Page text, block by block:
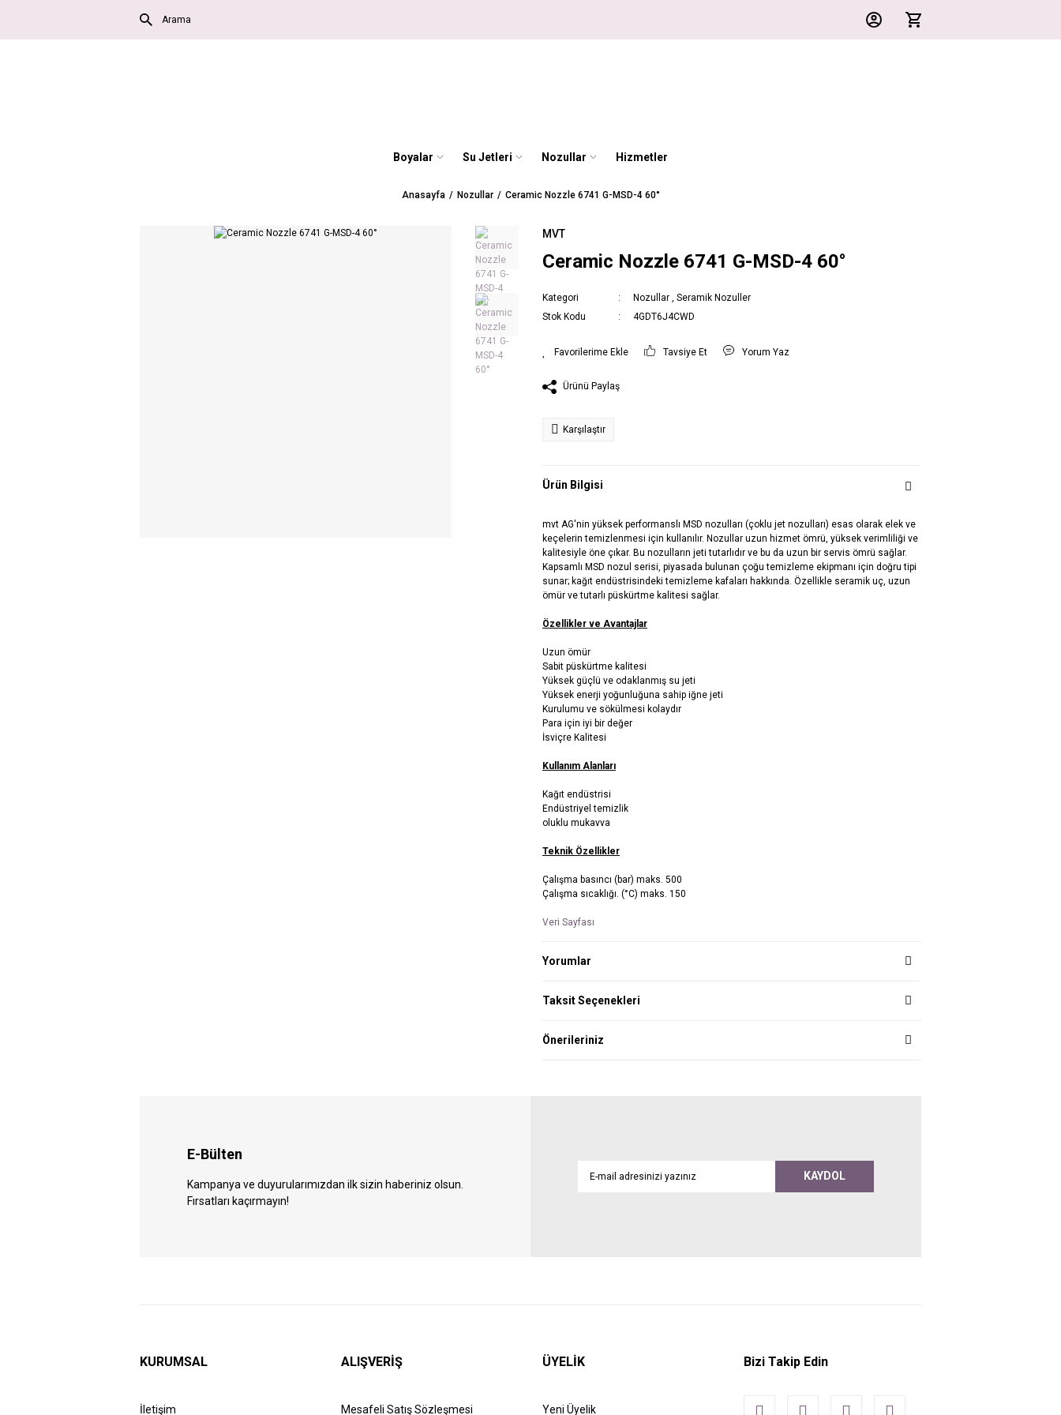
Boyalar Su Jetleri Nozullar Hizmetler
Anasayfa Nozullar Ceramic Nozzle 6741 G-MSD-4 60°
MVT
Ceramic Nozzle 6741 G-MSD-4 60°
Kategori Nozullar , Seramik Nozuller
Stok Kodu
4GDT6J4CWD
Tavsiye Et Yorum Yaz
Ürünü Paylaş
Karşılaştır
Ürün Bilgisi
mvt AG'nin yüksek performanslı MSD nozulları (çoklu jet nozulları) esas olarak elek ve
keçelerin temizlenmesi için kullanılır. Nozullar uzun hizmet ömrü, yüksek verimliliği ve
kalitesiyle öne çıkar. Bu nozulların jeti tutarlıdır ve bu da uzun bir servis ömrü sağlar.
Kapsamlı MSD nozul serisi, piyasada bulunan çoğu temizleme ekipmanı için doğru tipi
sunar; kağıt endüstrisindeki temizleme kafaları hakkında. Özellikle seramik uç, uzun
ömür ve tutarlı püskürtme kalitesi sağlar.
Özellikler ve Avantajlar
Uzun ömür
Sabit püskürtme kalitesi
Yüksek güçlü ve odaklanmış su jeti
Yüksek enerji yoğunluğuna sahip iğne jeti
Kurulumu ve sökülmesi kolaydır
Para için iyi bir değer
İsviçre Kalitesi
Kullanım Alanları
Kağıt endüstrisi
Endüstriyel temizlik
oluklu mukavva
Teknik Özellikler
Çalışma basıncı (bar) maks. 500
Çalışma sıcaklığı. (°C) maks. 150
Veri Sayfası
Yorumlar
Taksit Seçenekleri
Önerileriniz
E-Bülten
Kampanya ve duyurularımızdan ilk sizin haberiniz olsun.
Fırsatları kaçırmayın!
KAYDOL
KURUMSAL
İletişim
ALIŞVERİŞ
Mesafeli Satış Sözleşmesi
ÜYELİK
Yeni Üyelik
Bizi Takip Edin